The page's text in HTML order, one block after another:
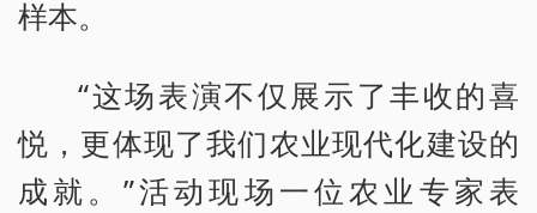
样本。
“这场表演不仅展示了丰收的喜
悦，更体现了我们农业现代化建设的
成就。”活动现场一位农业专家表